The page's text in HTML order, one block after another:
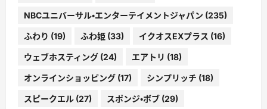
NBCユニバーサル・エンターテイメントジャパン (235)
ふわり (19) ふわ姫 (33) イクオスEXプラス (16)
ウェブホスティング (24) エアトリ (18)
オンラインショッピング (17) シンプリッチ (18)
スピークエル (27) スポンジ・ボブ (29)